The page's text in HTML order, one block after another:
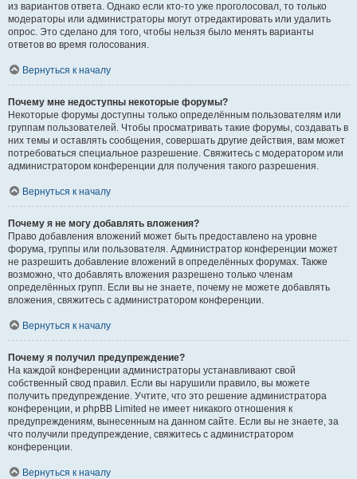
из вариантов ответа. Однако если кто-то уже проголосовал, то только
модераторы или администраторы могут отредактировать или удалить
опрос. Это сделано для того, чтобы нельзя было менять варианты
ответов во время голосования.
Вернуться к началу
Почему мне недоступны некоторые форумы?
Некоторые форумы доступны только определённым пользователям или
группам пользователей. Чтобы просматривать такие форумы, создавать в
них темы и оставлять сообщения, совершать другие действия, вам может
потребоваться специальное разрешение. Свяжитесь с модератором или
администратором конференции для получения такого разрешения.
Вернуться к началу
Почему я не могу добавлять вложения?
Право добавления вложений может быть предоставлено на уровне
форума, группы или пользователя. Администратор конференции может
не разрешить добавление вложений в определённых форумах. Также
возможно, что добавлять вложения разрешено только членам
определённых групп. Если вы не знаете, почему не можете добавлять
вложения, свяжитесь с администратором конференции.
Вернуться к началу
Почему я получил предупреждение?
На каждой конференции администраторы устанавливают свой
собственный свод правил. Если вы нарушили правило, вы можете
получить предупреждение. Учтите, что это решение администратора
конференции, и phpBB Limited не имеет никакого отношения к
предупреждениям, вынесенным на данном сайте. Если вы не знаете, за
что получили предупреждение, свяжитесь с администратором
конференции.
Вернуться к началу